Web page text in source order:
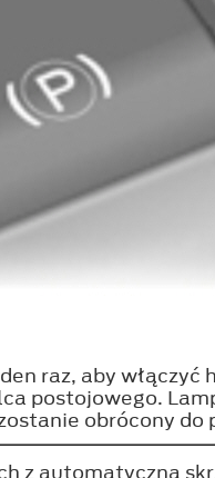
raz, aby
postojowego.
obrócony do
z automatyczną